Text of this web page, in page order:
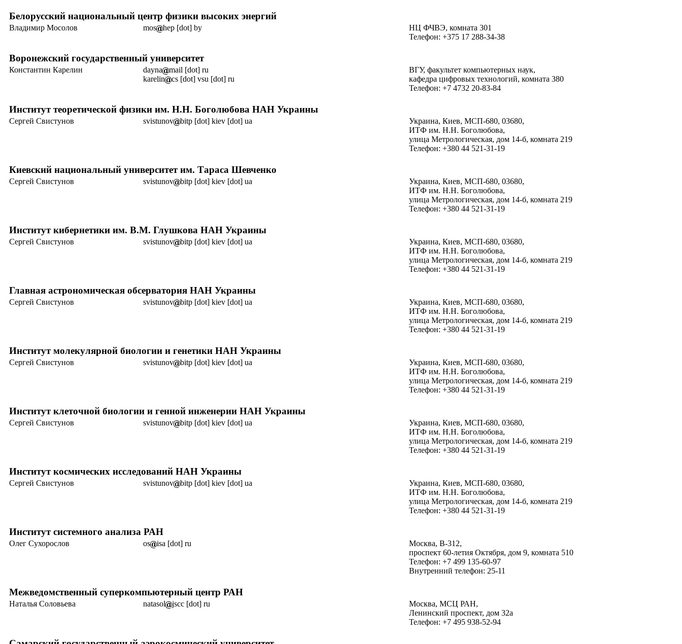
Белорусский национальный центр физики высоких энергий
Владимир Мосолов mos hep [dot] by НЦ ФЧВЭ, комната 301
Телефон: +375 17 288-34-38
Воронежский государственный университет
Константин Карелин dayna
mail [dot] ru
karelin
cs [dot] vsu [dot] ru
ВГУ, факультет компьютерных наук,
кафедра цифровых технологий, комната 380
Телефон: +7 4732 20-83-84
Институт теоретической физики им. Н.Н. Боголюбова НАН Украины
Сергей Свистунов svistunov bitp [dot] kiev [dot] ua
Украина, Киев, МСП-680, 03680,
ИТФ им. Н.Н. Боголюбова,
улица Метрологическая, дом 14-б, комната 219
Телефон: +380 44 521-31-19
Киевский национальный университетим. Тараса Шевченко
Сергей Свистунов svistunov bitp [dot] kiev [dot] ua
Украина, Киев, МСП-680, 03680,
ИТФ им. Н.Н. Боголюбова,
улица Метрологическая, дом 14-б, комната 219
Телефон: +380 44 521-31-19
Институт кибернетики им. В.М. Глушкова НАН Украины
Сергей Свистунов svistunov bitp [dot] kiev [dot] ua
Украина, Киев, МСП-680, 03680,
ИТФ им. Н.Н. Боголюбова,
улица Метрологическая, дом 14-б, комната 219
Телефон: +380 44 521-31-19
Главная астрономическая обсерватория НАН Украины
Сергей Свистунов svistunov bitp [dot] kiev [dot] ua
Украина, Киев, МСП-680, 03680,
ИТФ им. Н.Н. Боголюбова,
улица Метрологическая, дом 14-б, комната 219
Телефон: +380 44 521-31-19
Институт молекулярной биологии и генетики НАН Украины
Сергей Свистунов svistunov bitp [dot] kiev [dot] ua
Украина, Киев, МСП-680, 03680,
ИТФ им. Н.Н. Боголюбова,
улица Метрологическая, дом 14-б, комната 219
Телефон: +380 44 521-31-19
Институт клеточной биологии и генной инженерии НАН Украины
Сергей Свистунов svistunov bitp [dot] kiev [dot] ua
Украина, Киев, МСП-680, 03680,
ИТФ им. Н.Н. Боголюбова,
улица Метрологическая, дом 14-б, комната 219
Телефон: +380 44 521-31-19
Институт космических исследований НАН Украины
Сергей Свистунов svistunov bitp [dot] kiev [dot] ua
Украина, Киев, МСП-680, 03680,
ИТФ им. Н.Н. Боголюбова,
улица Метрологическая, дом 14-б, комната 219
Телефон: +380 44 521-31-19
Институт системного анализа РАН
Олег Сухорослов os isa [dot] ru
Москва, В-312,
проспект 60-летия Октября, дом 9, комната 510
Телефон: +7 499 135-60-97
Внутренний телефон: 25-11
Межведомственный суперкомпьютерный центр РАН
Наталья Соловьева natasol jscc [dot] ru Москва, МСЦ РАН,
Ленинский проспект, дом 32а
Телефон: +7 495 938-52-94